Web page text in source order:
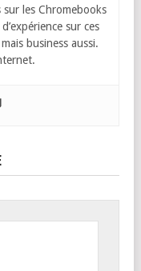
les Chromebooks
sur ces
business aussi.